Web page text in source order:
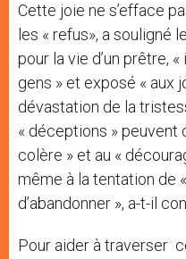
Cette joie ne s’efface
les « refus», a souligné
pour la vie d’un prêtre,
gens » et exposé « aux
dévastation de la
« déceptions » peuvent
colère » et au «
même à la tentation de
d’abandonner », a-t-il
Pour aider à traverser